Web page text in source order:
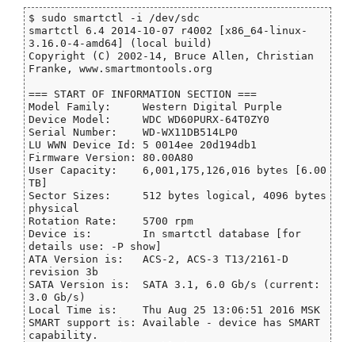
$ sudo smartctl -i /dev/sdc
smartctl 6.4 2014-10-07 r4002 [x86_64-linux-
3.16.0-4-amd64] (local build)
Copyright (C) 2002-14, Bruce Allen, Christian
Franke, www.smartmontools.org
=== START OF INFORMATION SECTION ===
Model Family:     Western Digital Purple
Device Model:     WDC WD60PURX-64T0ZY0
Serial Number:    WD-WX11DB514LP0
LU WWN Device Id: 5 0014ee 20d194db1
Firmware Version: 80.00A80
User Capacity:    6,001,175,126,016 bytes [6.00
TB]
Sector Sizes:     512 bytes logical, 4096 bytes
physical
Rotation Rate:    5700 rpm
Device is:        In smartctl database [for
details use: -P show]
ATA Version is:   ACS-2, ACS-3 T13/2161-D
revision 3b
SATA Version is:  SATA 3.1, 6.0 Gb/s (current:
3.0 Gb/s)
Local Time is:    Thu Aug 25 13:06:51 2016 MSK
SMART support is: Available - device has SMART
capability.